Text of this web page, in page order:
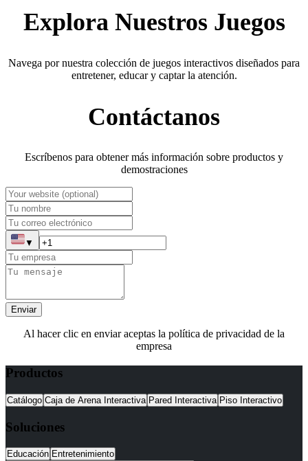
Explora Nuestros Juegos
Navega por nuestra colección de juegos interactivos diseñados para
entretener, educar y captar la atención.
Contáctanos
Escríbenos para obtener más información sobre productos y
demostraciones
▼
Enviar
Al hacer clic en enviar aceptas la política de privacidad de la
empresa
Productos
Catálogo Caja de Arena Interactiva Pared Interactiva Piso Interactivo
Soluciones
Educación Entretenimiento